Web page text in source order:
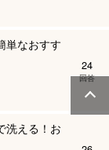
単なおすす
24
回答
洗える！お